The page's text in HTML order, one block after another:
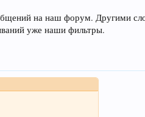
на наш форум. Другими
уже наши фильтры.